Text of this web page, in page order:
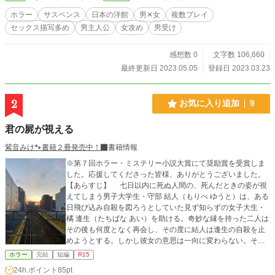
に、性の饗宴の生贄として『黒猫館』にて囚われてしまう。 レトロな雰囲気の
作品を思いついたので、形にして小説にしてみました。中編小説になる予定で
す。
ホラー サスペンス 日本の洋館 男✕女
複数プレイ
セックス描写多め
男主人公 女攻め 男受け
感想数 0
文字数 106,660
最終更新日 2023.05.05
登録日 2023.03.23
2 お気に入り追加 9
君の屍が視える
紫音みけ🐾書籍２冊発売中！
書籍情報
※第７回ホラー・ミステリー小説大賞にて奨励賞を受賞しま
した。応援してくださった皆様、ありがとうございました。
【あらすじ】 七日以内に死ぬ人間の、死んだときの姿が視
えてしまう男子大学生・守部 結人（もりべ ゆうと）は、ある
日飛び込み自殺を図ろうとしていた見ず知らずの女子大生・
橘 逢生（たちばな あい）を助ける。奇妙な縁を持った二人は
その後も何度となく再会し、その度に結人は逢生の自殺を止
めようとする。しかし彼女の意思は一向に変わらない。その
ため結人の目には常に彼女の死体――屍の様子が視えてしま
うのだった。
ホラー 完結 短編 R15
24h.ポイント 85pt